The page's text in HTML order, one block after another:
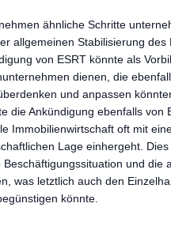
ähnliche Schritte
allgemeinen Stabilisierung des
von ESRT könnte als
dienen, die
und anpassen
die Ankündigung ebenfalls von
Immobilienwirtschaft oft mit
Lage einhergeht.
Beschäftigungssituation und die
was letztlich auch den
könnte.